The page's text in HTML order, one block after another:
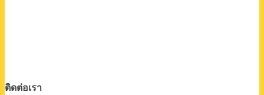
ติดต่อเรา